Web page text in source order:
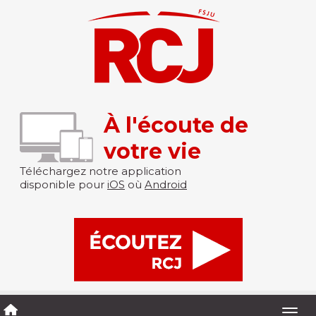
À l'écoute de
votre vie
Téléchargez notre application
disponible pour iOS où Android